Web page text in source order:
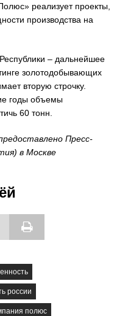
реализует проекты,
производства на
– дальнейшее
золотодобывающих
вторую строчку.
годы объемы
60 тонн.
Пресс-
в Москве
россии
полюс